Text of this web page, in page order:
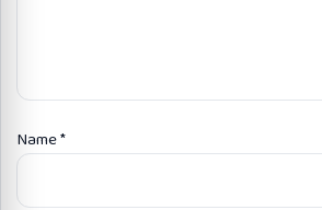
Name*